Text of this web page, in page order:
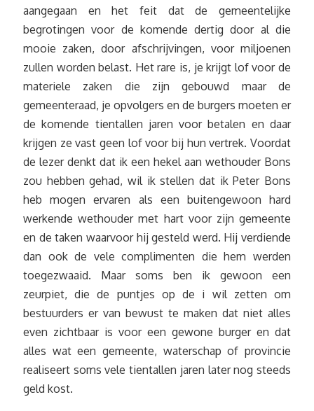
aangegaan en het feit dat de gemeentelijke
begrotingen voor de komende dertig door al die
mooie zaken, door afschrijvingen, voor miljoenen
zullen worden belast. Het rare is, je krijgt lof voor de
materiele zaken die zijn gebouwd maar de
gemeenteraad, je opvolgers en de burgers moeten er
de komende tientallen jaren voor betalen en daar
krijgen ze vast geen lof voor bij hun vertrek. Voordat
de lezer denkt dat ik een hekel aan wethouder Bons
zou hebben gehad, wil ik stellen dat ik Peter Bons
heb mogen ervaren als een buitengewoon hard
werkende wethouder met hart voor zijn gemeente
en de taken waarvoor hij gesteld werd. Hij verdiende
dan ook de vele complimenten die hem werden
toegezwaaid. Maar soms ben ik gewoon een
zeurpiet, die de puntjes op de i wil zetten om
bestuurders er van bewust te maken dat niet alles
even zichtbaar is voor een gewone burger en dat
alles wat een gemeente, waterschap of provincie
realiseert soms vele tientallen jaren later nog steeds
geld kost.